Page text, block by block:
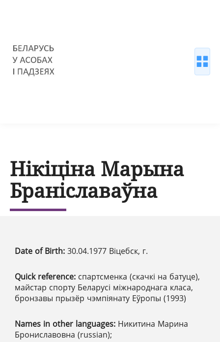
Нікіціна Марына
Браніславаўна
Date of Birth: 30.04.1977 Віцебск, г.
Quick reference: спартсменка (скачкі на батуце),
майстар спорту Беларусі міжнароднага класа,
бронзавы прызёр чэмпіянату Еўропы (1993)
Names in other languages: Никитина Марина
Брониславовна (russian);